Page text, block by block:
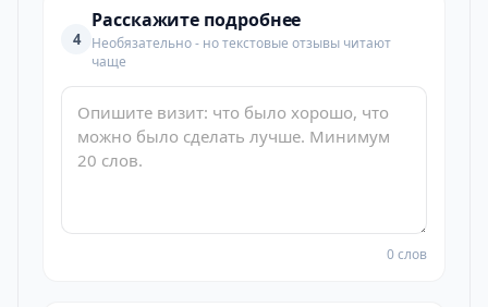
4
Расскажите подробнее
Необязательно - но текстовые отзывы читают
чаще
0 слов